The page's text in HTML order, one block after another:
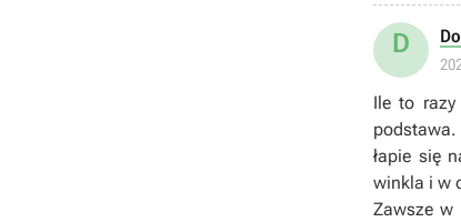
D
Ile to razy
podstawa.
łapie się
winkla i w
Zawsze w